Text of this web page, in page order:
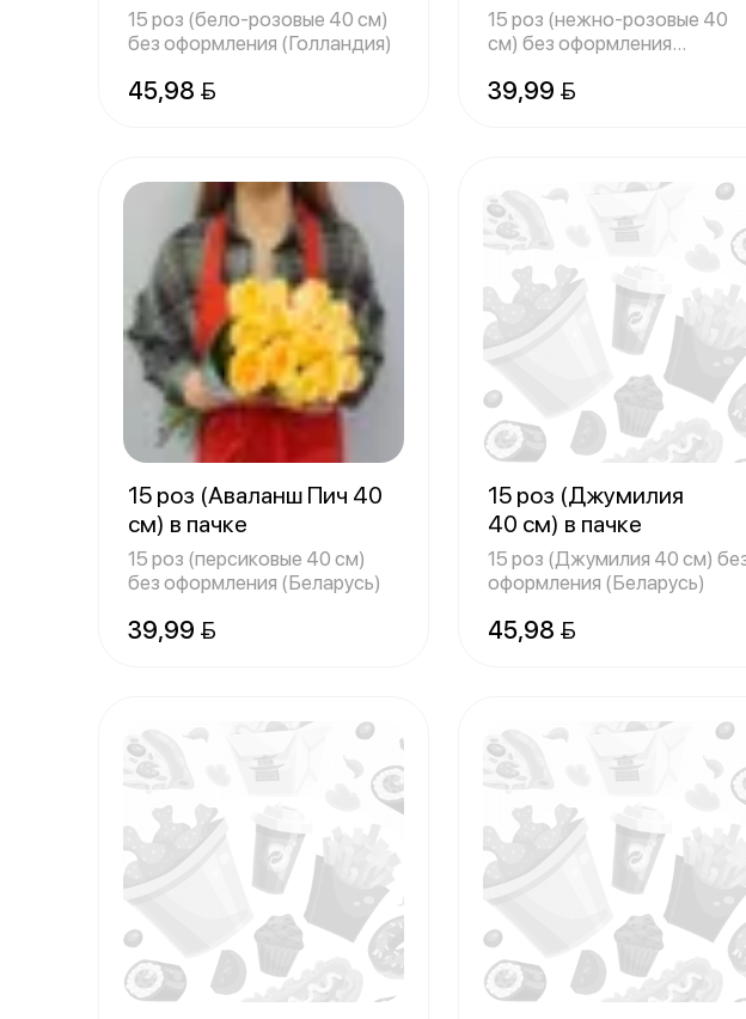
15 роз (бело-розовые 40 см)
без оформления (Голландия)
45,98 
15 роз (нежно-розовые 40
см) без оформления
39,99 
15 роз (Аваланш Пич 40
см) в пачке
15 роз (персиковые 40 см)
без оформления (Беларусь)
39,99 
15 роз (Джумилия
40 см) в пачке
15 роз (Джумилия 40 см)
оформления (Беларусь)
45,98 